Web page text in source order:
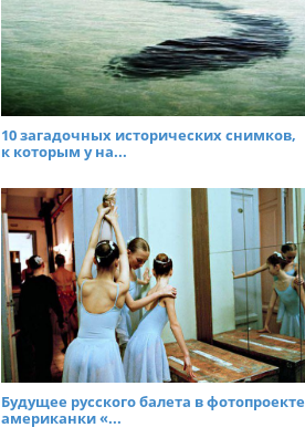
10 загадочных исторических снимков,
к которым у на...
Будущее русского балета в фотопроекте
американки «...